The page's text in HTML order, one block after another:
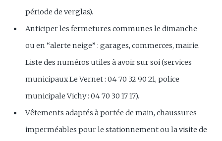
période de verglas).
Anticiper les fermetures communes le dimanche
ou en “alerte neige” : garages, commerces, mairie.
Liste des numéros utiles à avoir sur soi (services
municipaux Le Vernet : 04 70 32 90 21, police
municipale Vichy : 04 70 30 17 17).
Vêtements adaptés à portée de main, chaussures
imperméables pour le stationnement ou la visite de